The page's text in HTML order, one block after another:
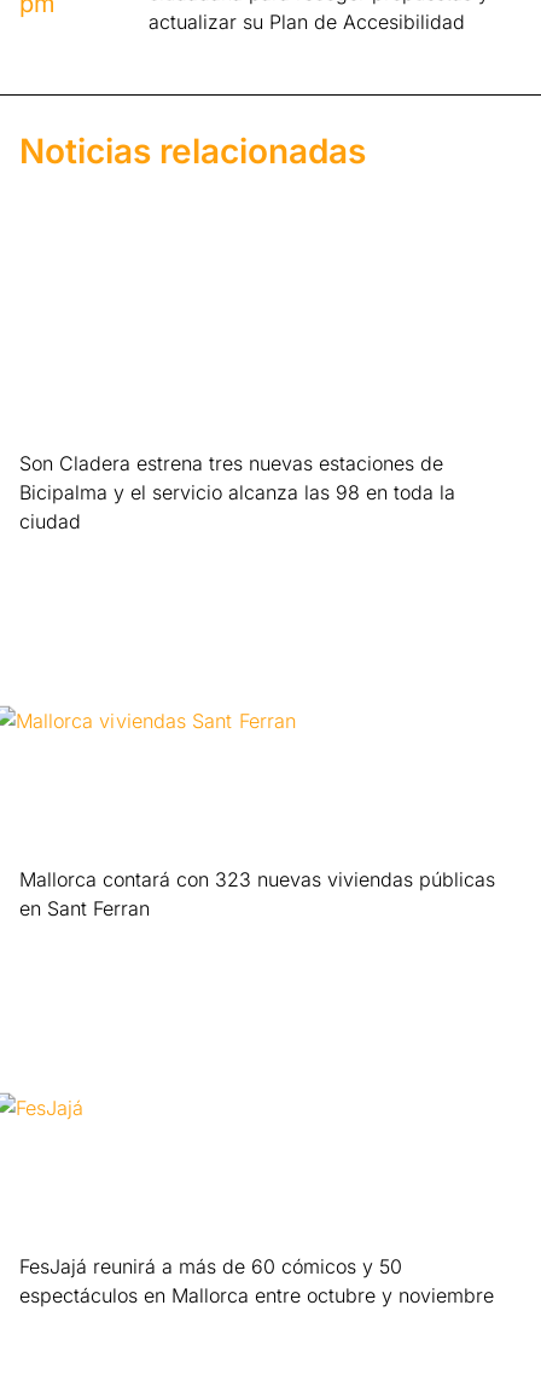
actualizar su Plan de Accesibilidad
Noticias relacionadas
Son Cladera estrena tres nuevas estaciones de
Bicipalma y el servicio alcanza las 98 en toda la
ciudad
Mallorca contará con 323 nuevas viviendas públicas
en Sant Ferran
FesJajá reunirá a más de 60 cómicos y 50
espectáculos en Mallorca entre octubre y noviembre